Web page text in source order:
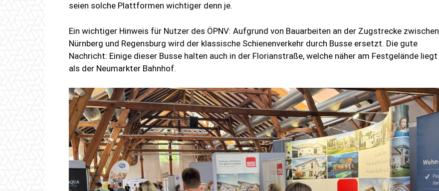
seien solche Plattformen wichtiger denn je.
Ein wichtiger Hinweis für Nutzer des ÖPNV: Aufgrund von Bauarbeiten an der Zugstrecke zwischen
Nürnberg und Regensburg wird der klassische Schienenverkehr durch Busse ersetzt. Die gute
Nachricht: Einige dieser Busse halten auch in der Florianstraße, welche näher am Festgelände liegt
als der Neumarkter Bahnhof.